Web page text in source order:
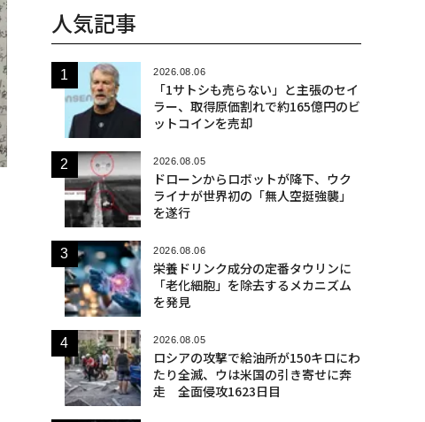
人気記事
2026.08.06
「1サトシも売らない」と主張のセイ
ラー、取得原価割れで約165億円のビ
ットコインを売却
2026.08.05
ドローンからロボットが降下、ウク
ライナが世界初の「無人空挺強襲」
を遂行
2026.08.06
栄養ドリンク成分の定番タウリンに
「老化細胞」を除去するメカニズム
を発見
2026.08.05
ロシアの攻撃で給油所が150キロにわ
たり全滅、ウは米国の引き寄せに奔
走 全面侵攻1623日目